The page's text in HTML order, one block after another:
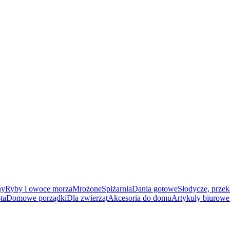
Ryby i owoce morzaMrożoneSpiżarniaDania gotoweSłodycze,
Domowe porządkiDla zwierzątAkcesoria do domuArtykuły